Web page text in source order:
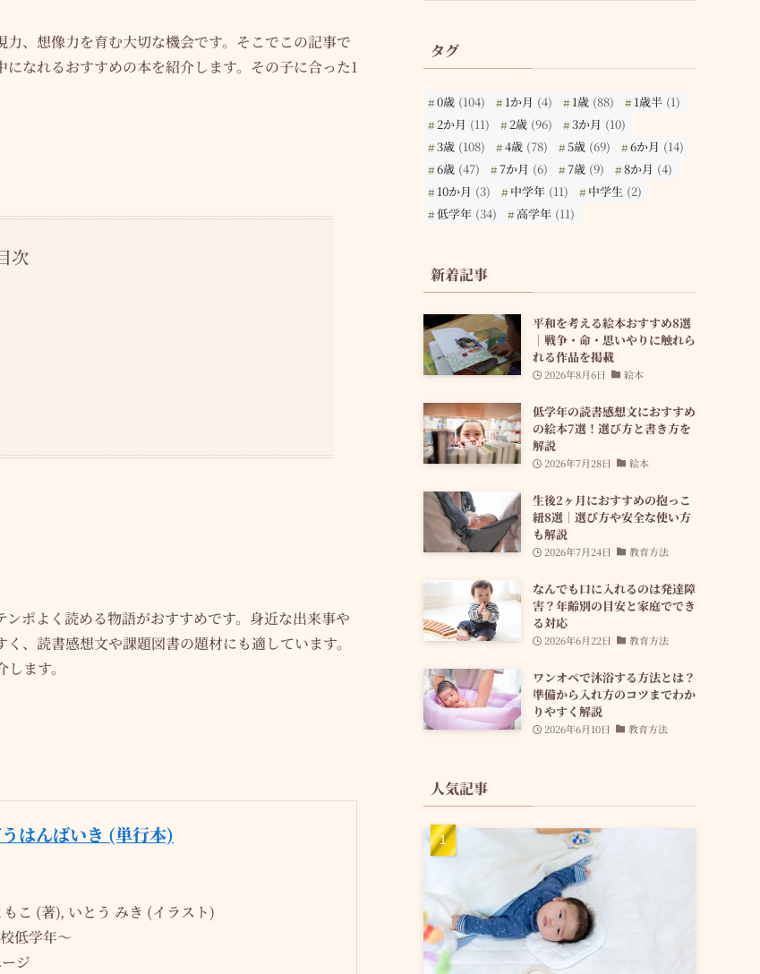
、想像力を育む大切な機会です。そこでこの記事で
なれるおすすめの本を紹介します。その子に合った1
次
ポよく読める物語がおすすめです。身近な出来事や
、読書感想文や課題図書の題材にも適しています。
ます。
はんばいき (単行本)
こ (著), いとう みき (イラスト)
低学年～
ジ
タグ
0歳 (104) 1か月 (4) 1歳 (88) 1歳半 (1)
2か月 (11) 2歳 (96) 3か月 (10)
3歳 (108) 4歳 (78) 5歳 (69) 6か月 (14)
6歳 (47) 7か月 (6) 7歳 (9) 8か月 (4)
10か月 (3) 中学年 (11) 中学生 (2)
低学年 (34) 高学年 (11)
新着記事
平和を考える絵本おすすめ8選
｜戦争・命・思いやりに触れら
れる作品を掲載
2026年8月6日 絵本
低学年の読書感想文におすすめ
の絵本7選！選び方と書き方を
解説
2026年7月28日 絵本
生後2ヶ月におすすめの抱っこ
紐8選｜選び方や安全な使い方
も解説
2026年7月24日 教育方法
なんでも口に入れるのは発達障
害？年齢別の目安と家庭ででき
る対応
2026年6月22日 教育方法
ワンオペで沐浴する方法とは？
準備から入れ方のコツまでわか
りやすく解説
2026年6月10日 教育方法
人気記事